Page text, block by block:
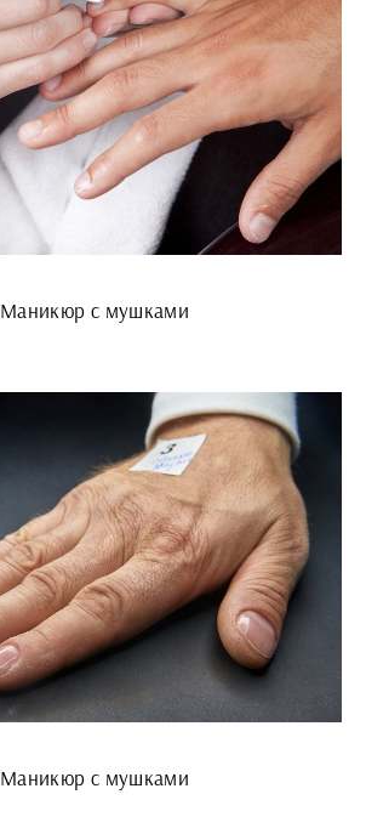
Маникюр с мушками
Маникюр с мушками